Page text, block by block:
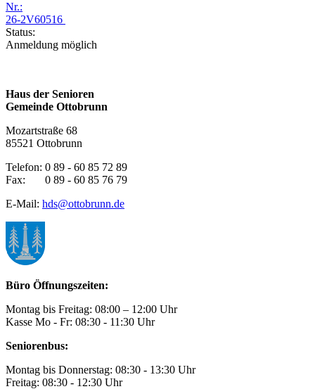
Nr.:
26-2V60516
Status:
Anmeldung möglich
Haus der Senioren
Gemeinde Ottobrunn
Mozartstraße 68
85521 Ottobrunn
Telefon: 0 89 - 60 85 72 89
Fax: 0 89 - 60 85 76 79
E-Mail: hds@ottobrunn.de
Büro Öffnungszeiten:
Montag bis Freitag: 08:00 – 12:00 Uhr
Kasse Mo - Fr: 08:30 - 11:30 Uhr
Seniorenbus:
Montag bis Donnerstag: 08:30 - 13:30 Uhr
Freitag: 08:30 - 12:30 Uhr